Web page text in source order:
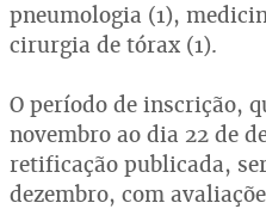
pneumologia (1),
cirurgia de tórax (1).
O período de inscrição,
novembro ao dia 22 de
retificação publicada,
dezembro, com